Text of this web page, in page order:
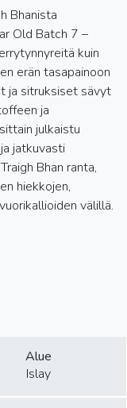
Bhanista
Old Batch 7 –
kuin
erän tasapainoon
ja sitruksiset sävyt
ja
julkaistu
jatkuvasti
Bhan ranta,
hiekkojen,
välillä.
Alue
Islay